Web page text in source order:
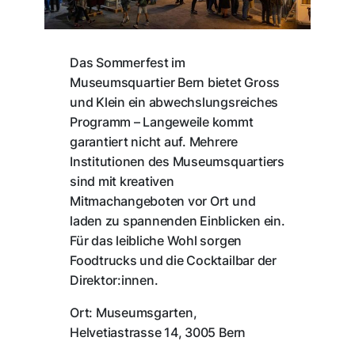
Das Sommerfest im
Museumsquartier Bern bietet Gross
und Klein ein abwechslungsreiches
Programm – Langeweile kommt
garantiert nicht auf. Mehrere
Institutionen des Museumsquartiers
sind mit kreativen
Mitmachangeboten vor Ort und
laden zu spannenden Einblicken ein.
Für das leibliche Wohl sorgen
Foodtrucks und die Cocktailbar der
Direktor:innen.
Ort: Museumsgarten,
Helvetiastrasse 14, 3005 Bern